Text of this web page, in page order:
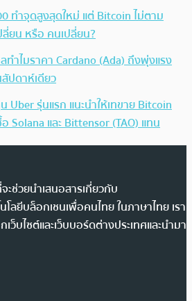
ทำจุดสูงสุดใหม่ แต่ Bitcoin ไม่ตาม
ลี่ยน หรือ คนเปลี่ยน?
ทำไมราคา Cardano (Ada) ถึงพุ่งแรง
ปดาห์เดียว
Uber รุ่นแรก แนะนำให้เทขาย Bitcoin
Solana และ Bittensor (TAO) แทน
ช่วยนำเสนอสารเกี่ยวกับ
โลยีบล็อกเชนเพื่อคนไทย ในภาษาไทย เรา
บไซต์และเว็บบอร์ดต่างประเทศและนำมา